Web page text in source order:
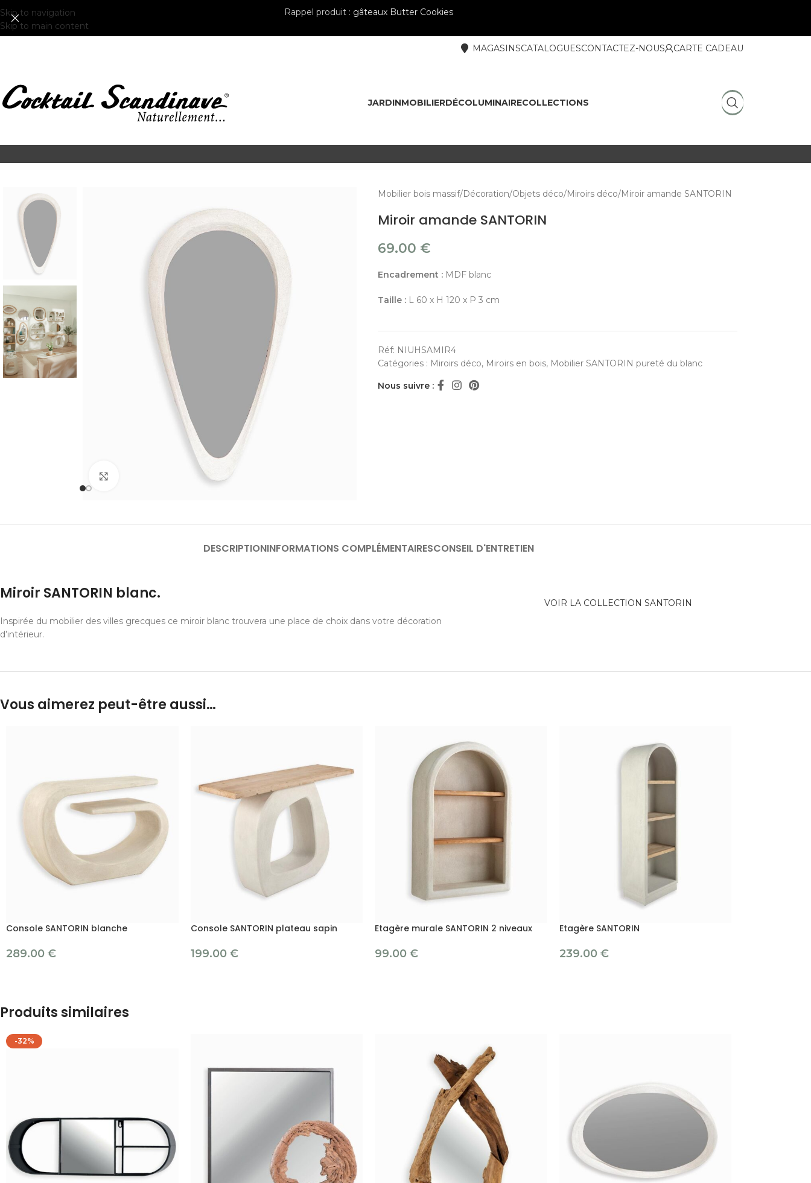
Skip to navigation
Skip to main content
Rappel produit : gâteaux Butter Cookies
MAGASINSCATALOGUESCONTACTEZ-NOUS CARTE CADEAU
JARDINMOBILIERDÉCOLUMINAIRECOLLECTIONS
Cliquer pour agrandir
Mobilier bois massif Décoration Objets déco Miroirs déco Miroir amande SANTORIN
Miroir amande SANTORIN
69.00 €
Encadrement : MDF blanc
Taille :L 60 x H 120 x P 3 cm
Réf: NIUHSAMIR4
Catégories : Miroirs déco, Miroirs en bois, Mobilier SANTORIN pureté du blanc
Nous suivre :
DESCRIPTIONINFORMATIONS COMPLÉMENTAIRESCONSEIL D'ENTRETIEN
Miroir SANTORIN blanc.
Inspirée du mobilier des villes grecques ce miroir blanc trouvera une place de choix dans votre décoration
d’intérieur.
VOIR LA COLLECTION SANTORIN
Vous aimerez peut-être aussi…
Console SANTORIN blanche
289.00 €
Console SANTORIN plateau sapin
199.00 €
Etagère murale SANTORIN 2 niveaux
99.00 €
Etagère SANTORIN
239.00 €
Produits similaires
-32%